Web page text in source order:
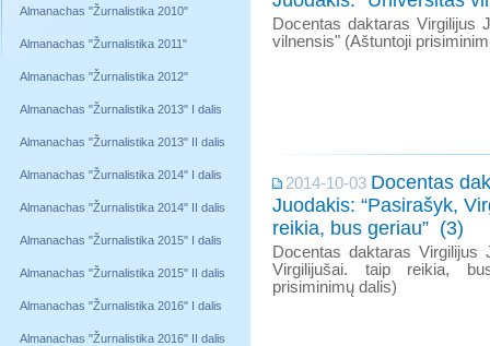
Almanachas "Žurnalistika 2010"
Almanachas "Žurnalistika 2011"
Almanachas "Žurnalistika 2012"
Almanachas "Žurnalistika 2013" I dalis
Almanachas "Žurnalistika 2013" II dalis
Almanachas "Žurnalistika 2014" I dalis
Almanachas "Žurnalistika 2014" II dalis
Almanachas "Žurnalistika 2015" I dalis
Almanachas "Žurnalistika 2015" II dalis
Almanachas "Žurnalistika 2016" I dalis
Almanachas "Žurnalistika 2016" II dalis
Docentas daktaras Virgilijus
vilnensis" (Aštuntoji
2014-10-03 Docentas
Juodakis: “Pasirašyk,
reikia, bus geriau” (3)
Docentas daktaras Virgilijus
Virgilijušai. taip reikia,
prisiminimų dalis)